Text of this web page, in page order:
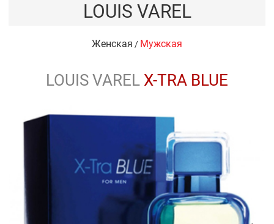
LOUIS VAREL
Женская / Мужская
LOUIS VAREL X-TRA BLUE